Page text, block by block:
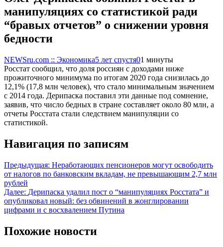
манипуляциях со статистикой ради
“бравых отчетов” о снижении уровня
бедности
NEWSru.com :: Экономика5 лет спустя01 минуты
Росстат сообщил, что доля россиян с доходами ниже
прожиточного минимума по итогам 2020 года снизилась до
12,1% (17,8 млн человек), что стало минимальным значением
с 2014 года. Дерипаска поставил эти данные под сомнение,
заявив, что число бедных в стране составляет около 80 млн, а
отчеты Росстата стали следствием манипуляции со
статистикой.
Навигация по записям
Предыдущая: Неработающих пенсионеров могут освободить
от налогов по банковским вкладам, не превышающим 2,7 млн
рублей
Далее: Дерипаска удалил пост о “манипуляциях Росстата” и
опубликовал новый: без обвинений в жонглировании
цифрами и с восхвалением Путина
Похожие новости